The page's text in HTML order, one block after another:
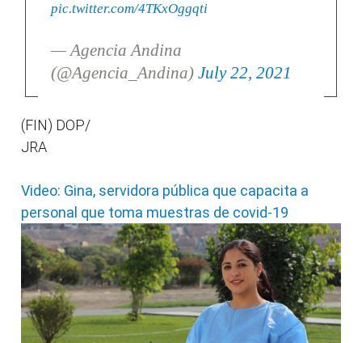
pic.twitter.com/4TKxOggqti
— Agencia Andina
(@Agencia_Andina) July 22, 2021
(FIN) DOP/
JRA
Video: Gina, servidora pública que capacita a
personal que toma muestras de covid-19